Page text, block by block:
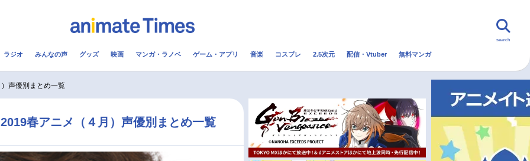
コスプレ 2.5次元 配信・Vtuber トレンド 無料マンガ
アニメ映画一覧 今期アニメ曜日別一覧 秋アニメ
search
ラジオ みんなの声 グッズ 映画 マンガ・ラノベ ゲーム・アプリ 音楽 コスプレ 2.5次元 配信・Vtuber 無料マンガ
声優別まとめ一覧
春アニメ（４月）声優別まとめ一覧